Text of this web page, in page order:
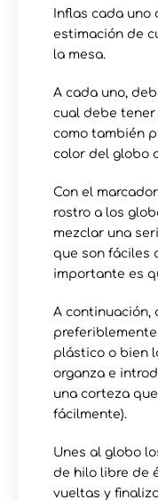
Inflas cada
estimación de
la mesa.
A cada uno,
cual debe tener
como también
color del globo
Con el
rostro a los
mezclar una
que son fáciles
importante es
A continuación,
plástico o bien
organza e
una corteza
fácilmente).
Unes al globo
de hilo libre de
vueltas y